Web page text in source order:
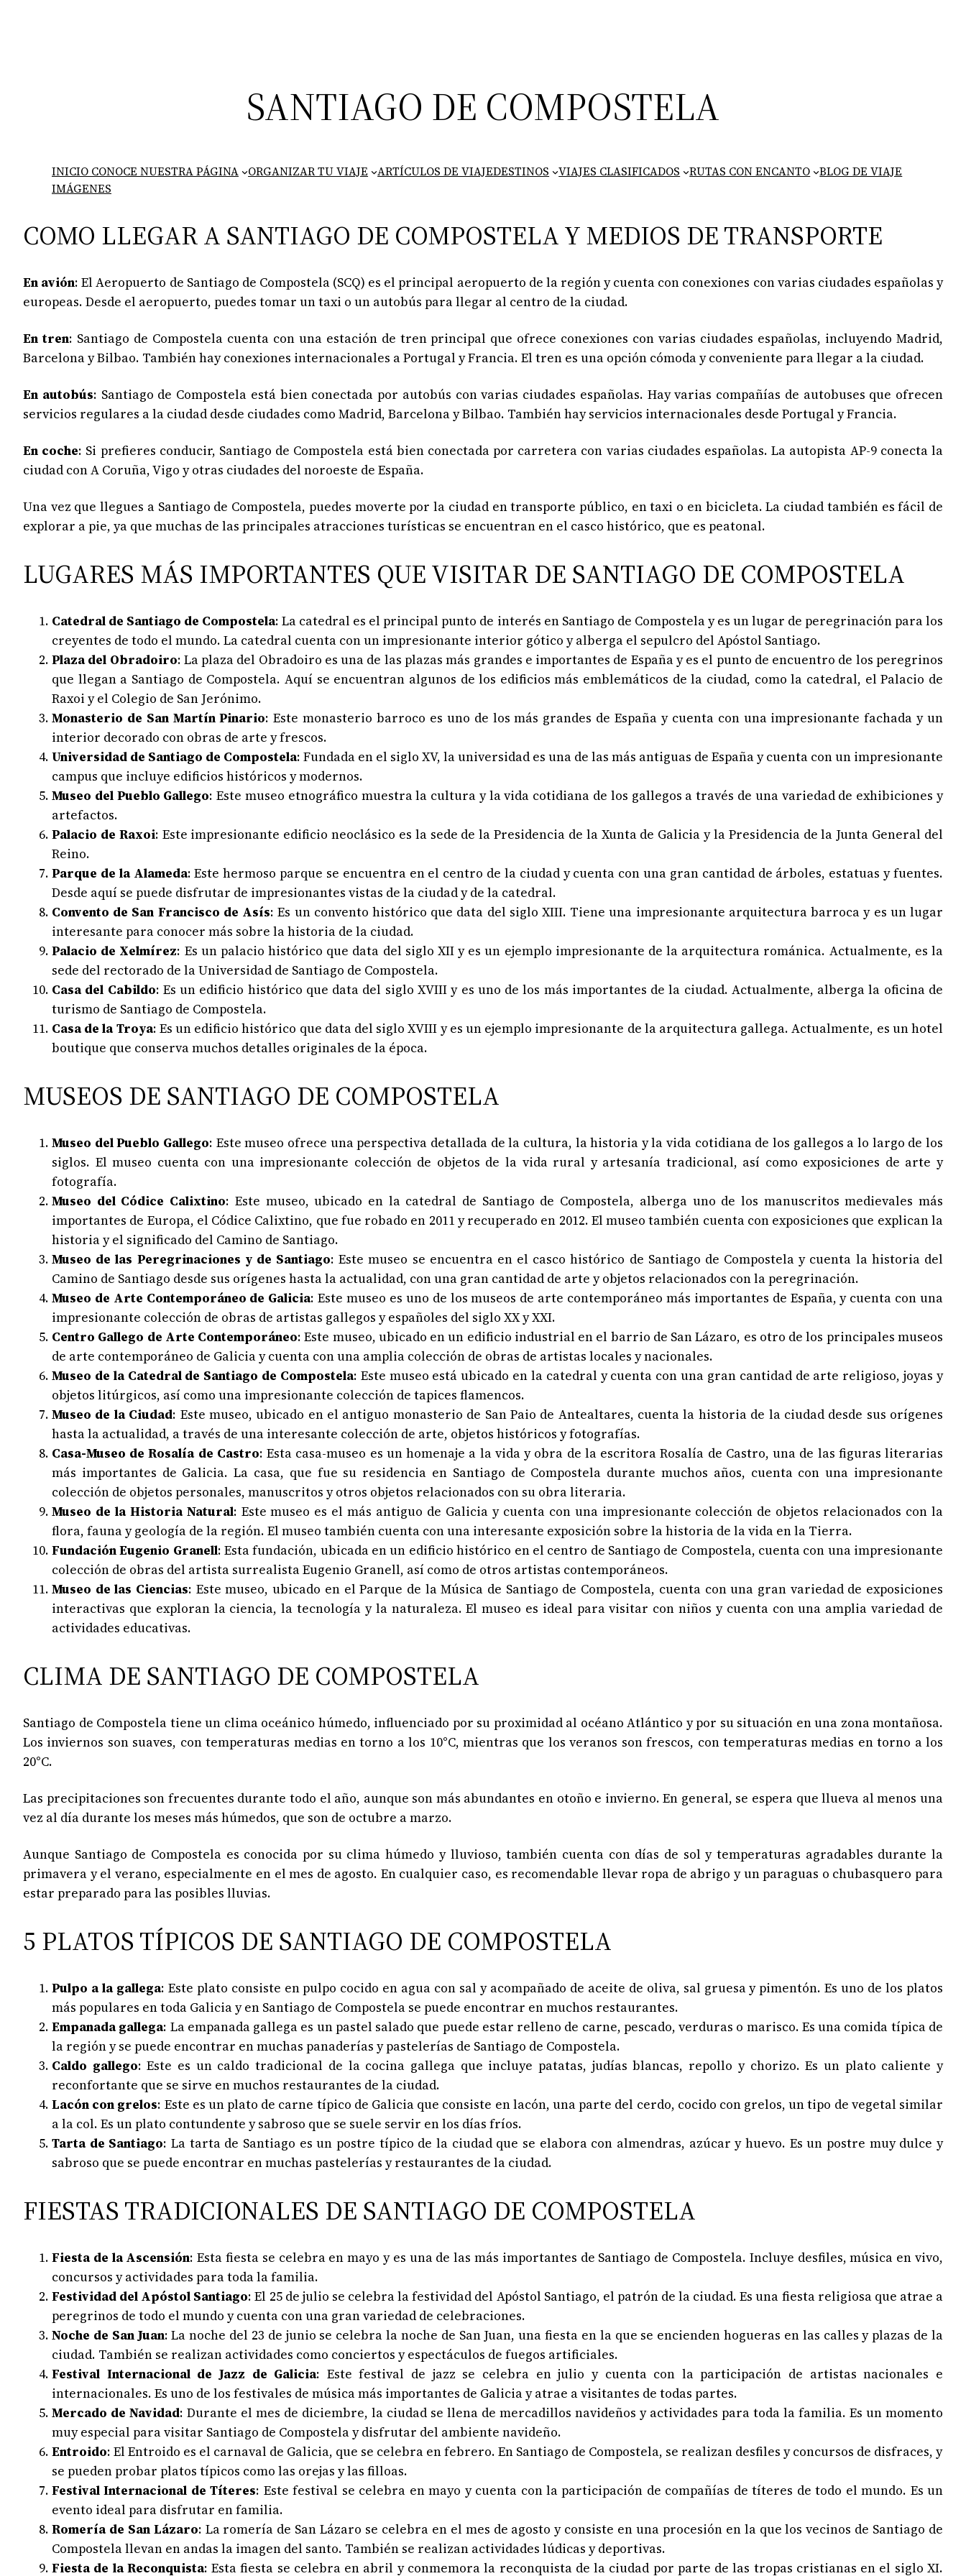
SANTIAGO DE COMPOSTELA
INICIO CONOCE NUESTRA PÁGINA ORGANIZAR TU VIAJE ARTÍCULOS DE VIAJEDESTINOS VIAJES CLASIFICADOS RUTAS CON ENCANTO
BLOG DE VIAJE
IMÁGENES
COMO LLEGAR A SANTIAGO DE COMPOSTELA Y MEDIOS DE TRANSPORTE
En avión: El Aeropuerto de Santiago de Compostela (SCQ) es el principal aeropuerto de la región y cuenta con conexiones con varias ciudades españolas y
europeas. Desde el aeropuerto, puedes tomar un taxi o un autobús para llegar al centro de la ciudad.
En tren: Santiago de Compostela cuenta con una estación de tren principal que ofrece conexiones con varias ciudades españolas, incluyendo Madrid,
Barcelona y Bilbao. También hay conexiones internacionales a Portugal y Francia. El tren es una opción cómoda y conveniente para llegar a la ciudad.
En autobús: Santiago de Compostela está bien conectada por autobús con varias ciudades españolas. Hay varias compañías de autobuses que ofrecen
servicios regulares a la ciudad desde ciudades como Madrid, Barcelona y Bilbao. También hay servicios internacionales desde Portugal y Francia.
En coche: Si prefieres conducir, Santiago de Compostela está bien conectada por carretera con varias ciudades españolas. La autopista AP-9 conecta la
ciudad con A Coruña, Vigo y otras ciudades del noroeste de España.
Una vez que llegues a Santiago de Compostela, puedes moverte por la ciudad en transporte público, en taxi o en bicicleta. La ciudad también es fácil de
explorar a pie, ya que muchas de las principales atracciones turísticas se encuentran en el casco histórico, que es peatonal.
LUGARES MÁS IMPORTANTES QUE VISITAR DE SANTIAGO DE COMPOSTELA
Catedral de Santiago de Compostela: La catedral es el principal punto de interés en Santiago de Compostela y es un lugar de peregrinación para los
creyentes de todo el mundo. La catedral cuenta con un impresionante interior gótico y alberga el sepulcro del Apóstol Santiago.
Plaza del Obradoiro: La plaza del Obradoiro es una de las plazas más grandes e importantes de España y es el punto de encuentro de los peregrinos
que llegan a Santiago de Compostela. Aquí se encuentran algunos de los edificios más emblemáticos de la ciudad, como la catedral, el Palacio de
Raxoi y el Colegio de San Jerónimo.
Monasterio de San Martín Pinario: Este monasterio barroco es uno de los más grandes de España y cuenta con una impresionante fachada y un
interior decorado con obras de arte y frescos.
Universidad de Santiago de Compostela: Fundada en el siglo XV, la universidad es una de las más antiguas de España y cuenta con un impresionante
campus que incluye edificios históricos y modernos.
Museo del Pueblo Gallego: Este museo etnográfico muestra la cultura y la vida cotidiana de los gallegos a través de una variedad de exhibiciones y
artefactos.
Palacio de Raxoi: Este impresionante edificio neoclásico es la sede de la Presidencia de la Xunta de Galicia y la Presidencia de la Junta General del
Reino.
Parque de la Alameda: Este hermoso parque se encuentra en el centro de la ciudad y cuenta con una gran cantidad de árboles, estatuas y fuentes.
Desde aquí se puede disfrutar de impresionantes vistas de la ciudad y de la catedral.
Convento de San Francisco de Asís: Es un convento histórico que data del siglo XIII. Tiene una impresionante arquitectura barroca y es un lugar
interesante para conocer más sobre la historia de la ciudad.
Palacio de Xelmírez: Es un palacio histórico que data del siglo XII y es un ejemplo impresionante de la arquitectura románica. Actualmente, es la
sede del rectorado de la Universidad de Santiago de Compostela.
Casa del Cabildo: Es un edificio histórico que data del siglo XVIII y es uno de los más importantes de la ciudad. Actualmente, alberga la oficina de
turismo de Santiago de Compostela.
Casa de la Troya: Es un edificio histórico que data del siglo XVIII y es un ejemplo impresionante de la arquitectura gallega. Actualmente, es un hotel
boutique que conserva muchos detalles originales de la época.
MUSEOS DE SANTIAGO DE COMPOSTELA
Museo del Pueblo Gallego: Este museo ofrece una perspectiva detallada de la cultura, la historia y la vida cotidiana de los gallegos a lo largo de los
siglos. El museo cuenta con una impresionante colección de objetos de la vida rural y artesanía tradicional, así como exposiciones de arte y
fotografía.
Museo del Códice Calixtino: Este museo, ubicado en la catedral de Santiago de Compostela, alberga uno de los manuscritos medievales más
importantes de Europa, el Códice Calixtino, que fue robado en 2011 y recuperado en 2012. El museo también cuenta con exposiciones que explican la
historia y el significado del Camino de Santiago.
Museo de las Peregrinaciones y de Santiago: Este museo se encuentra en el casco histórico de Santiago de Compostela y cuenta la historia del
Camino de Santiago desde sus orígenes hasta la actualidad, con una gran cantidad de arte y objetos relacionados con la peregrinación.
Museo de Arte Contemporáneo de Galicia: Este museo es uno de los museos de arte contemporáneo más importantes de España, y cuenta con una
impresionante colección de obras de artistas gallegos y españoles del siglo XX y XXI.
Centro Gallego de Arte Contemporáneo: Este museo, ubicado en un edificio industrial en el barrio de San Lázaro, es otro de los principales museos
de arte contemporáneo de Galicia y cuenta con una amplia colección de obras de artistas locales y nacionales.
Museo de la Catedral de Santiago de Compostela: Este museo está ubicado en la catedral y cuenta con una gran cantidad de arte religioso, joyas y
objetos litúrgicos, así como una impresionante colección de tapices flamencos.
Museo de la Ciudad: Este museo, ubicado en el antiguo monasterio de San Paio de Antealtares, cuenta la historia de la ciudad desde sus orígenes
hasta la actualidad, a través de una interesante colección de arte, objetos históricos y fotografías.
Casa-Museo de Rosalía de Castro: Esta casa-museo es un homenaje a la vida y obra de la escritora Rosalía de Castro, una de las figuras literarias
más importantes de Galicia. La casa, que fue su residencia en Santiago de Compostela durante muchos años, cuenta con una impresionante
colección de objetos personales, manuscritos y otros objetos relacionados con su obra literaria.
Museo de la Historia Natural: Este museo es el más antiguo de Galicia y cuenta con una impresionante colección de objetos relacionados con la
flora, fauna y geología de la región. El museo también cuenta con una interesante exposición sobre la historia de la vida en la Tierra.
Fundación Eugenio Granell: Esta fundación, ubicada en un edificio histórico en el centro de Santiago de Compostela, cuenta con una impresionante
colección de obras del artista surrealista Eugenio Granell, así como de otros artistas contemporáneos.
Museo de las Ciencias: Este museo, ubicado en el Parque de la Música de Santiago de Compostela, cuenta con una gran variedad de exposiciones
interactivas que exploran la ciencia, la tecnología y la naturaleza. El museo es ideal para visitar con niños y cuenta con una amplia variedad de
actividades educativas.
CLIMA DE SANTIAGO DE COMPOSTELA
Santiago de Compostela tiene un clima oceánico húmedo, influenciado por su proximidad al océano Atlántico y por su situación en una zona montañosa.
Los inviernos son suaves, con temperaturas medias en torno a los 10°C, mientras que los veranos son frescos, con temperaturas medias en torno a los
20°C.
Las precipitaciones son frecuentes durante todo el año, aunque son más abundantes en otoño e invierno. En general, se espera que llueva al menos una
vez al día durante los meses más húmedos, que son de octubre a marzo.
Aunque Santiago de Compostela es conocida por su clima húmedo y lluvioso, también cuenta con días de sol y temperaturas agradables durante la
primavera y el verano, especialmente en el mes de agosto. En cualquier caso, es recomendable llevar ropa de abrigo y un paraguas o chubasquero para
estar preparado para las posibles lluvias.
5 PLATOS TÍPICOS DE SANTIAGO DE COMPOSTELA
Pulpo a la gallega: Este plato consiste en pulpo cocido en agua con sal y acompañado de aceite de oliva, sal gruesa y pimentón. Es uno de los platos
más populares en toda Galicia y en Santiago de Compostela se puede encontrar en muchos restaurantes.
Empanada gallega: La empanada gallega es un pastel salado que puede estar relleno de carne, pescado, verduras o marisco. Es una comida típica de
la región y se puede encontrar en muchas panaderías y pastelerías de Santiago de Compostela.
Caldo gallego: Este es un caldo tradicional de la cocina gallega que incluye patatas, judías blancas, repollo y chorizo. Es un plato caliente y
reconfortante que se sirve en muchos restaurantes de la ciudad.
Lacón con grelos: Este es un plato de carne típico de Galicia que consiste en lacón, una parte del cerdo, cocido con grelos, un tipo de vegetal similar
a la col. Es un plato contundente y sabroso que se suele servir en los días fríos.
Tarta de Santiago: La tarta de Santiago es un postre típico de la ciudad que se elabora con almendras, azúcar y huevo. Es un postre muy dulce y
sabroso que se puede encontrar en muchas pastelerías y restaurantes de la ciudad.
FIESTAS TRADICIONALES DE SANTIAGO DE COMPOSTELA
Fiesta de la Ascensión: Esta fiesta se celebra en mayo y es una de las más importantes de Santiago de Compostela. Incluye desfiles, música en vivo,
concursos y actividades para toda la familia.
Festividad del Apóstol Santiago: El 25 de julio se celebra la festividad del Apóstol Santiago, el patrón de la ciudad. Es una fiesta religiosa que atrae a
peregrinos de todo el mundo y cuenta con una gran variedad de celebraciones.
Noche de San Juan: La noche del 23 de junio se celebra la noche de San Juan, una fiesta en la que se encienden hogueras en las calles y plazas de la
ciudad. También se realizan actividades como conciertos y espectáculos de fuegos artificiales.
Festival Internacional de Jazz de Galicia: Este festival de jazz se celebra en julio y cuenta con la participación de artistas nacionales e
internacionales. Es uno de los festivales de música más importantes de Galicia y atrae a visitantes de todas partes.
Mercado de Navidad: Durante el mes de diciembre, la ciudad se llena de mercadillos navideños y actividades para toda la familia. Es un momento
muy especial para visitar Santiago de Compostela y disfrutar del ambiente navideño.
Entroido: El Entroido es el carnaval de Galicia, que se celebra en febrero. En Santiago de Compostela, se realizan desfiles y concursos de disfraces, y
se pueden probar platos típicos como las orejas y las filloas.
Festival Internacional de Títeres: Este festival se celebra en mayo y cuenta con la participación de compañías de títeres de todo el mundo. Es un
evento ideal para disfrutar en familia.
Romería de San Lázaro: La romería de San Lázaro se celebra en el mes de agosto y consiste en una procesión en la que los vecinos de Santiago de
Compostela llevan en andas la imagen del santo. También se realizan actividades lúdicas y deportivas.
Fiesta de la Reconquista: Esta fiesta se celebra en abril y conmemora la reconquista de la ciudad por parte de las tropas cristianas en el siglo XI.